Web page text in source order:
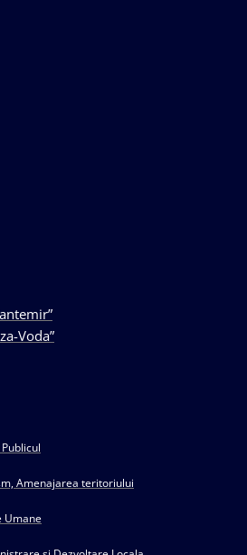
Voda”
Amenajarea teritoriului
Umane